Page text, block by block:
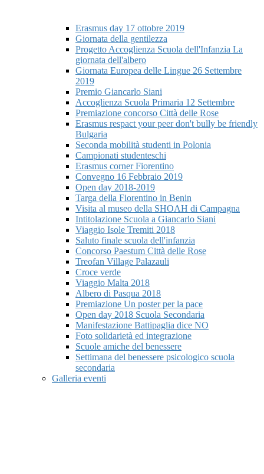
Erasmus day 17 ottobre 2019
Giornata della gentilezza
Progetto Accoglienza Scuola dell'Infanzia La
giornata dell'albero
Giornata Europea delle Lingue 26 Settembre
2019
Premio Giancarlo Siani
Accoglienza Scuola Primaria 12 Settembre
Premiazione concorso Città delle Rose
Erasmus respact your peer don't bully be friendly
Bulgaria
Seconda mobilità studenti in Polonia
Campionati studenteschi
Erasmus corner Fiorentino
Convegno 16 Febbraio 2019
Open day 2018-2019
Targa della Fiorentino in Benin
Visita al museo della SHOAH di Campagna
Intitolazione Scuola a Giancarlo Siani
Viaggio Isole Tremiti 2018
Saluto finale scuola dell'infanzia
Concorso Paestum Città delle Rose
Treofan Village Palazauli
Croce verde
Viaggio Malta 2018
Albero di Pasqua 2018
Premiazione Un poster per la pace
Open day 2018 Scuola Secondaria
Manifestazione Battipaglia dice NO
Foto solidarietà ed integrazione
Scuole amiche del benessere
Settimana del benessere psicologico scuola
secondaria
Galleria eventi